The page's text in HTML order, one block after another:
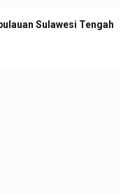
Sulawesi Tengah